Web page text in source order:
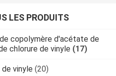
LES PRODUITS
copolymère d'acétate de
chlorure de vinyle (17)
de vinyle (20)